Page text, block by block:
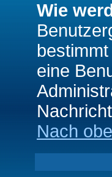
Wie
eine
Nach